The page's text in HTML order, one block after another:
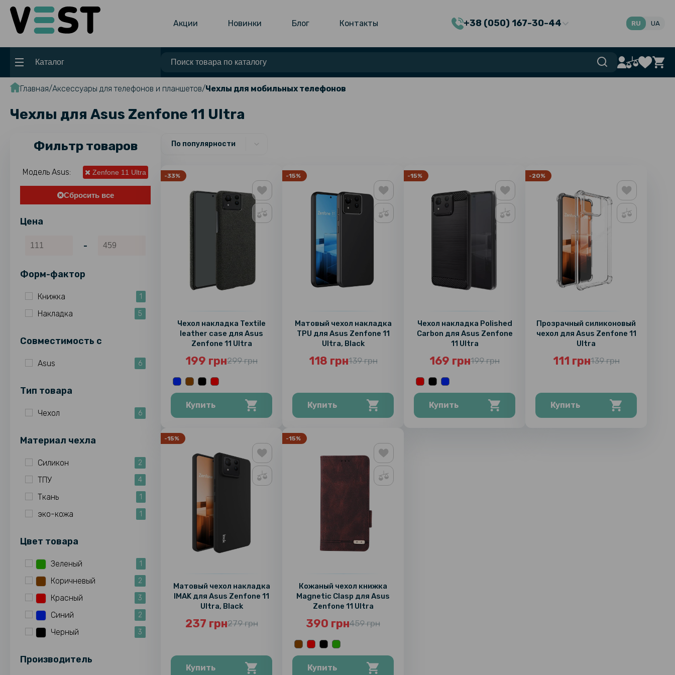
Акции Новинки Блог Контакты +38 (050) 167-30-44 RU UA
Каталог
Главная Аксессуары для телефонов и планшетов Чехлы для мобильных телефонов
Чехлы для Asus Zenfone 11 Ultra
Фильтр товаров
Модель Asus: Zenfone 11 Ultra
Сбросить все
Цена
-
Форм-фактор
Книжка 1
Накладка 5
Совместимость c
Asus 6
Тип товара
Чехол 6
Материал чехла
Силикон 2
ТПУ 4
Ткань 1
эко-кожа 1
Цвет товара
Зеленый 1
Коричневый 2
Красный 3
Синий 2
Черный 3
Производитель
По популярности
-33%
Чехол накладка Textile
leather саse для Asus
Zenfone 11 Ultra
199 грн299 грн
Купить
-15%
Матовый чехол накладка
TPU для Asus Zenfone 11
Ultra, Black
118 грн139 грн
Купить
-15%
Чехол накладка Polished
Carbon для Asus Zenfone
11 Ultra
169 грн199 грн
Купить
-20%
Прозрачный силиконовый
чехол для Asus Zenfone 11
Ultra
111 грн139 грн
Купить
-15%
Матовый чехол накладка
IMAK для Asus Zenfone 11
Ultra, Black
237 грн279 грн
Купить
-15%
Кожаный чехол книжка
Magnetic Clasp для Asus
Zenfone 11 Ultra
390 грн459 грн
Купить